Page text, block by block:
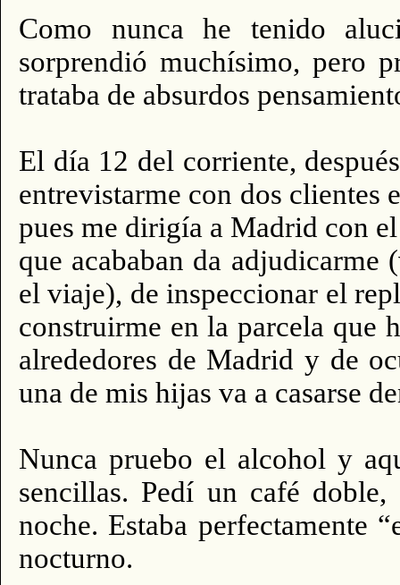
Como nunca he tenido
sorprendió muchísimo, pero
trataba de absurdos
El día 12 del corriente,
entrevistarme con dos clientes
pues me dirigía a Madrid con
que acababan da adjudicarme
el viaje), de inspeccionar el
construirme en la parcela que
alrededores de Madrid y de
una de mis hijas va a casarse
Nunca pruebo el alcohol y
sencillas. Pedí un café
noche. Estaba perfectamente
nocturno.